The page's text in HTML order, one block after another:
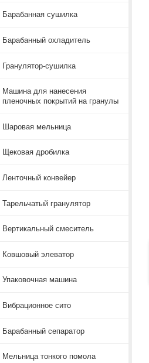
Барабанная сушилка
Барабанный охладитель
Гранулятор-сушилка
Машина для нанесения
пленочных покрытий на гранулы
Шаровая мельница
Щековая дробилка
Ленточный конвейер
Тарельчатый гранулятор
Вертикальный смеситель
Ковшовый элеватор
Упаковочная машина
Вибрационное сито
Барабанный сепаратор
Мельница тонкого помола